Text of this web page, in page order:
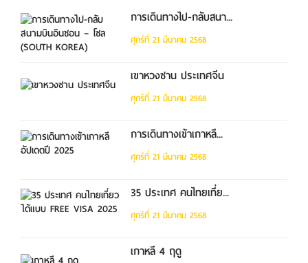
การเดินทางไป-กลับสนา...
ศุกร์ที่ 21 มีนาคม 2568
เขาหวงซาน ประเทศจีน
ศุกร์ที่ 21 มีนาคม 2568
การเดินทางเข้าเกาหลี...
ศุกร์ที่ 21 มีนาคม 2568
35 ประเทศ คนไทยเที่ย...
ศุกร์ที่ 21 มีนาคม 2568
เกาหลี 4 ฤดู